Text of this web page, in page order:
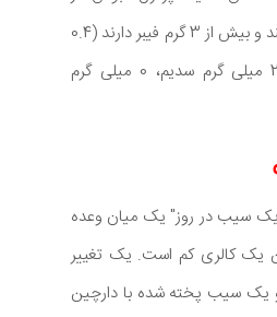
کمتر از 100 کالری هستند و بیش از 3 گرم فیبر دارند (0.4
گرم چربی اشباع، 257 میلی گرم سدیم، 0 میلی گرم
سیب در روز" یک میان وعده
یک کالری کم است. یک تغییر
یک سیب پخته شده با دارچین